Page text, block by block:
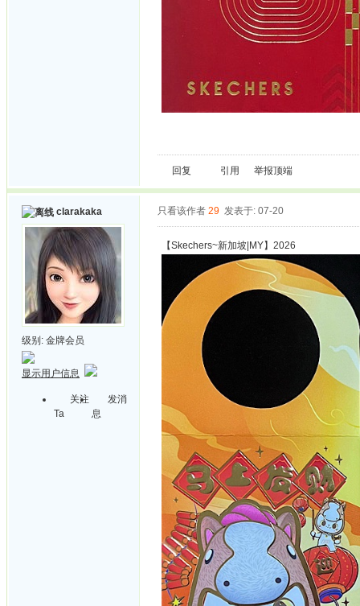
回复 引用 举报顶端
clarakaka
级别: 金牌会员
显示用户信息
关注
Ta
发消
息
只看该作者 29 发表于: 07-20
【Skechers~新加坡|MY】2026